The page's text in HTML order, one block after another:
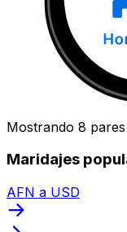
Mostrando 8
Maridajes
AFN a USD